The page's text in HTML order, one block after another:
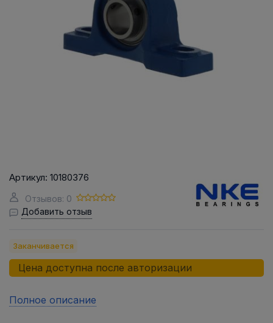
Артикул: 10180376
Отзывов: 0
Добавить отзыв
Заканчивается
Цена доступна после авторизации
Полное описание